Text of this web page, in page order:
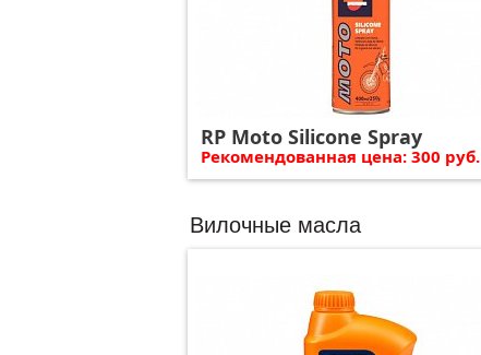
RP Moto Silicone Spray
Рекомендованная цена: 300 руб.
Вилочные масла